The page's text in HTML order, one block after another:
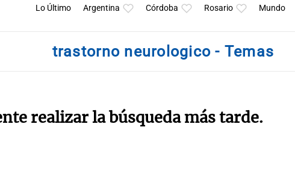
Lo Último Argentina Córdoba Rosario Mundo
trastorno neurologico - Temas
realizar la búsqueda más tarde.